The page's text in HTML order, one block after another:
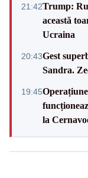
21:42Trump:
această
Ucraina
20:43Gest
Sandra.
19:45
la